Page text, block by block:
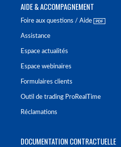
AIDE & ACCOMPAGNEMENT
Foire aux questions / Aide
Assistance
Espace actualités
Espace webinaires
Formulaires clients
Outil de trading ProRealTime
Réclamations
DOCUMENTATION CONTRACTUELLE